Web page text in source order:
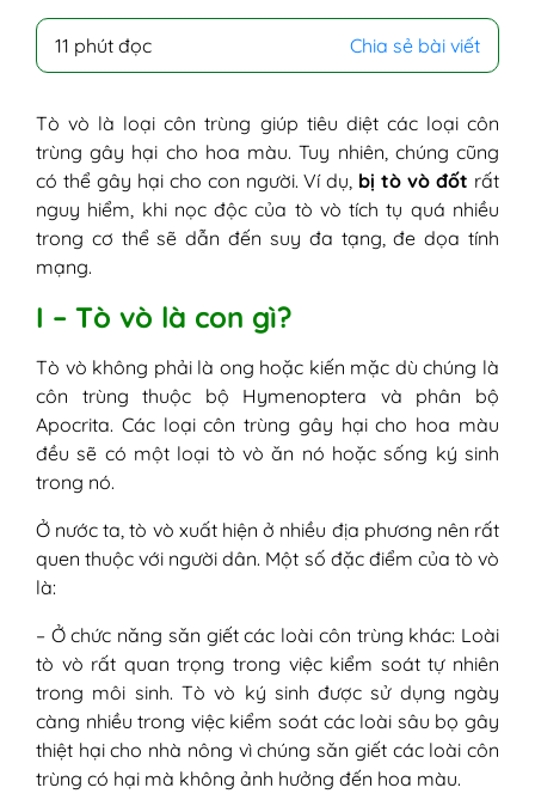
II - Tại sao bị tò vò đốt?
2. Các yếu tố rủi ro
III - Triệu chứng nhận biết bị tò vò đốt
1. Triệu chứng thông thường
2. Triệu chứng của phản ứng dị ứng
IV - Ong tò vò đốt có độc không? Có sao
thế nào?
2. Xét nghiệm chích da
VI - Cách sơ cứu và điều trị khi bị tò vò đốt
1. Sơ cứu, cấp cứu ngay lập tức
1.1. Kiểm tra dị ứng
1.3. Rửa sạch vùng bị đốt
1.4. Ngồi yên, giữ yên vùng bị
1.6. Dùng baking soda
1.7. Cho nạn nhân uống nhiều
nước
2. Thuốc điều trị
2.1. Thuốc không theo toa
2.2. Thuốc theo toa
11 phút đọc Chia sẻ bài viết
Tò vò là loại côn trùng giúp tiêu diệt các loại côn
trùng gây hại cho hoa màu. Tuy nhiên, chúng cũng
có thể gây hại cho con người. Ví dụ, bị tò vò đốt rất
nguy hiểm, khi nọc độc của tò vò tích tụ quá nhiều
trong cơ thể sẽ dẫn đến suy đa tạng, đe dọa tính
mạng.
I – Tò vò là con gì?
Tò vò không phải là ong hoặc kiến mặc dù chúng là
côn trùng thuộc bộ Hymenoptera và phân bộ
Apocrita. Các loại côn trùng gây hại cho hoa màu
đều sẽ có một loại tò vò ăn nó hoặc sống ký sinh
trong nó.
Ở nước ta, tò vò xuất hiện ở nhiều địa phương nên rất
quen thuộc với người dân. Một số đặc điểm của tò vò
là:
– Ở chức năng săn giết các loài côn trùng khác: Loài
tò vò rất quan trọng trong việc kiểm soát tự nhiên
trong môi sinh. Tò vò ký sinh được sử dụng ngày
càng nhiều trong việc kiểm soát các loài sâu bọ gây
thiệt hại cho nhà nông vì chúng săn giết các loài côn
trùng có hại mà không ảnh hưởng đến hoa màu.